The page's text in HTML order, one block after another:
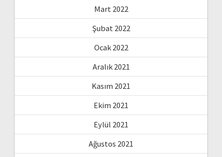
Mart 2022
Şubat 2022
Ocak 2022
Aralık 2021
Kasım 2021
Ekim 2021
Eylül 2021
Ağustos 2021